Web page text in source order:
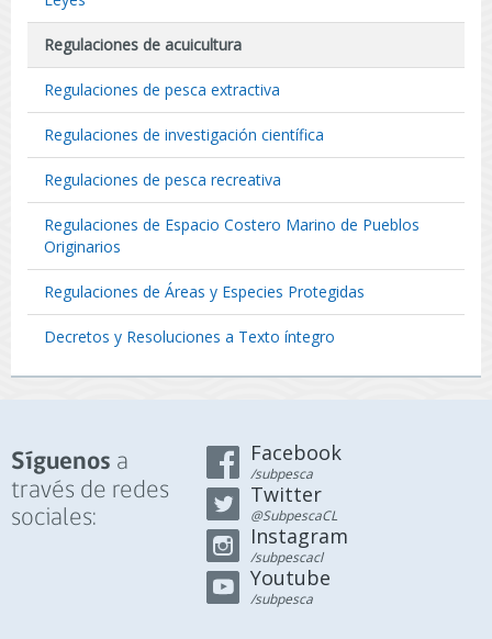
Regulaciones de acuicultura
Regulaciones de pesca extractiva
Regulaciones de investigación científica
Regulaciones de pesca recreativa
Regulaciones de Espacio Costero Marino de Pueblos
Originarios
Regulaciones de Áreas y Especies Protegidas
Decretos y Resoluciones a Texto íntegro
Síguenos a
través de redes
sociales:
Facebook
/subpesca
Twitter
@SubpescaCL
Instagram
/subpescacl
Youtube
/subpesca